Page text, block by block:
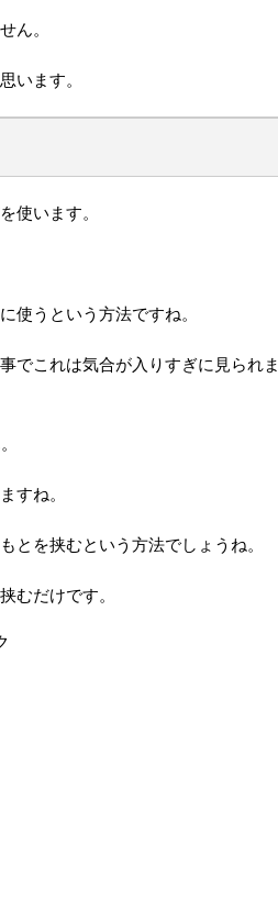
ん。
います。
使います。
使うという方法ですね。
でこれは気合が入りすぎに見られま
すね。
とを挟むという方法でしょうね。
むだけです。